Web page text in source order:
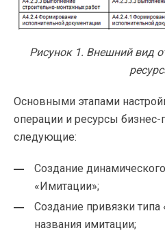
Рисунок 1. Внешний вид
Основными этапами
операции и ресурсы бизнес-
следующие:
Создание динамического
«Имитации»;
Создание привязки
названия имитации;